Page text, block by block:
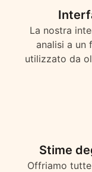
La nostra
analisi a un
utilizzato da
Stime
Offriamo